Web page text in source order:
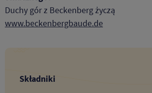
Duchy gór z Beckenberg życzą
www.beckenbergbaude.de
Składniki